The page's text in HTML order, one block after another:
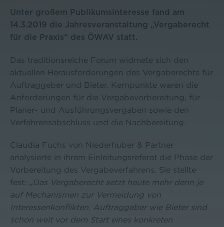
Unter großem Publikumsinteresse fand am
14.3.2019 die Jahresveranstaltung „Vergaberecht
für die Praxis“ des ÖWAV statt.
Das traditionsreiche Forum widmete sich den
aktuellen Herausforderungen des Vergaberechts für
Auftraggeber und Bieter. Kernpunkte waren die
Anforderungen für die Vergabevorbereitung, für
Planer- und Ausführungsvergaben sowie den
Verfahrensabschluss und die Nachbereitung.
Claudia Fuchs von Niederhuber & Partner
analysierte in ihrem Einleitungsreferat die Phase der
Vorbereitung des Vergabeverfahrens. Sie stellte
fest: „
Das Vergaberecht setzt heute mehr denn je
auf Mechanismen zur Vermeidung von
Interessenkonflikten. Auftraggeber wie Bieter sind
schon weit vor dem Start eines konkreten